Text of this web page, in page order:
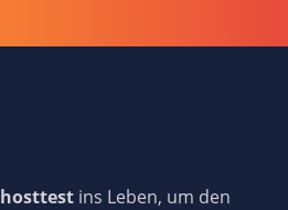
hosttest ins Leben, um den